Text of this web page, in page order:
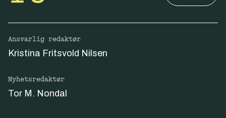
Ansvarlig redaktør
Kristina Fritsvold Nilsen
Nyhetsredaktør
Tor M. Nondal